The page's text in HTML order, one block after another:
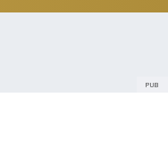
PUB